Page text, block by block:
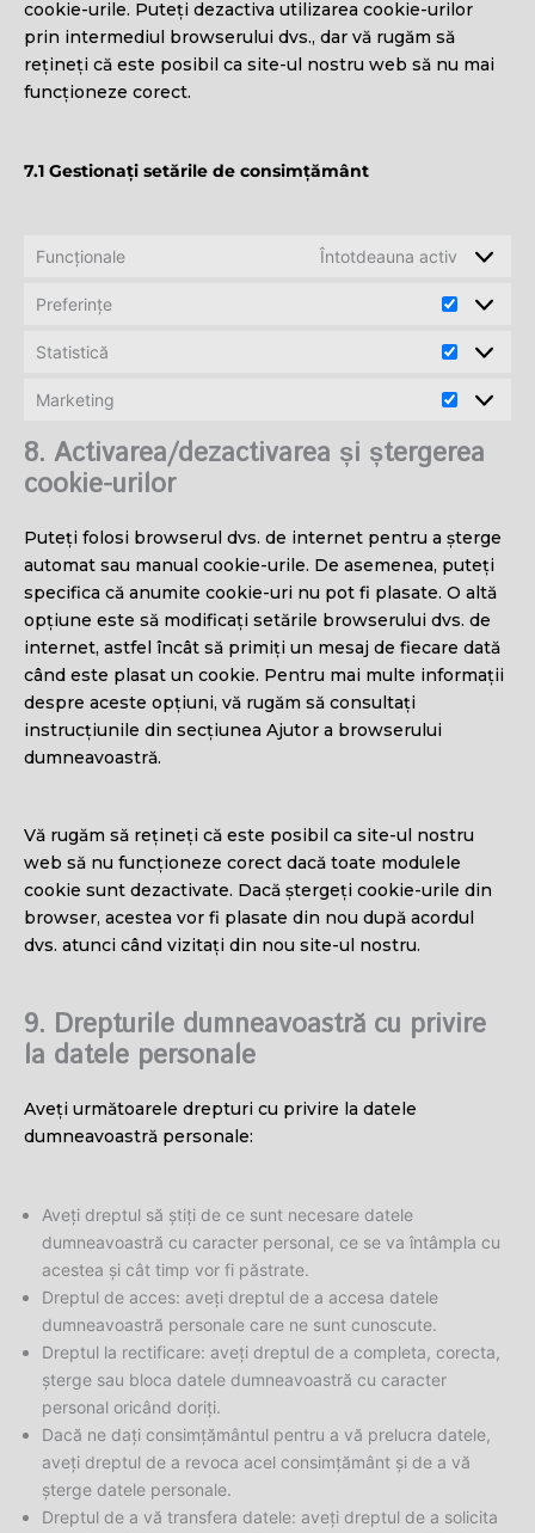
cookie-urile. Puteți dezactiva utilizarea cookie-urilor
prin intermediul browserului dvs., dar vă rugăm să
rețineți că este posibil ca site-ul nostru web să nu mai
funcționeze corect.
7.1 Gestionați setările de consimțământ
Funcționale Întotdeauna activ
Preferințe
Preferințe
Statistică
Statistică
Marketing
Marketing
8. Activarea/dezactivarea și ștergerea
cookie-urilor
Puteți folosi browserul dvs. de internet pentru a șterge
automat sau manual cookie-urile. De asemenea, puteți
specifica că anumite cookie-uri nu pot fi plasate. O altă
opțiune este să modificați setările browserului dvs. de
internet, astfel încât să primiți un mesaj de fiecare dată
când este plasat un cookie. Pentru mai multe informații
despre aceste opțiuni, vă rugăm să consultați
instrucțiunile din secțiunea Ajutor a browserului
dumneavoastră.
Vă rugăm să rețineți că este posibil ca site-ul nostru
web să nu funcționeze corect dacă toate modulele
cookie sunt dezactivate. Dacă ștergeți cookie-urile din
browser, acestea vor fi plasate din nou după acordul
dvs. atunci când vizitați din nou site-ul nostru.
9. Drepturile dumneavoastră cu privire
la datele personale
Aveți următoarele drepturi cu privire la datele
dumneavoastră personale:
Aveți dreptul să știți de ce sunt necesare datele
dumneavoastră cu caracter personal, ce se va întâmpla cu
acestea și cât timp vor fi păstrate.
Dreptul de acces: aveți dreptul de a accesa datele
dumneavoastră personale care ne sunt cunoscute.
Dreptul la rectificare: aveți dreptul de a completa, corecta,
șterge sau bloca datele dumneavoastră cu caracter
personal oricând doriți.
Dacă ne dați consimțământul pentru a vă prelucra datele,
aveți dreptul de a revoca acel consimțământ și de a vă
șterge datele personale.
Dreptul de a vă transfera datele: aveți dreptul de a solicita